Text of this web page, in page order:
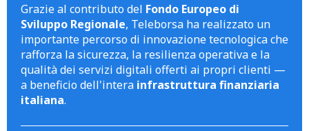
Grazie al contributo del Fondo Europeo di
Sviluppo Regionale, Teleborsa ha realizzato un
importante percorso di innovazione tecnologica che
rafforza la sicurezza, la resilienza operativa e la
qualità dei servizi digitali offerti ai propri clienti —
a beneficio dell'intera infrastruttura finanziaria
italiana.